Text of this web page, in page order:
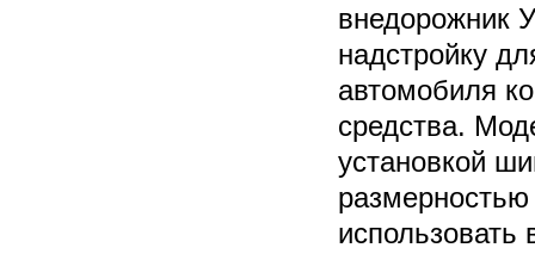
внедорожник
надстройку
автомобиля
средства.
установкой
размерностью
использовать